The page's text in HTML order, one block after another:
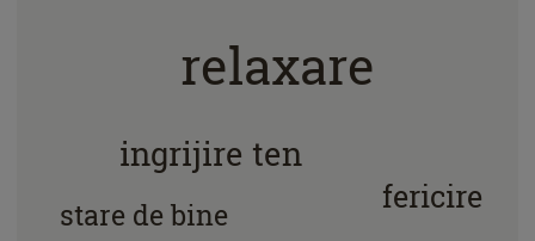
relaxare
ingrijire ten
fericire
stare de bine